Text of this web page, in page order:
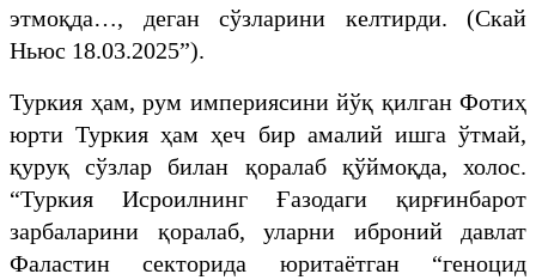
этмоқда…, деган сўзларини келтирди. (Скай
Ньюс 18.03.2025”).
Туркия ҳам, рум империясини йўқ қилган Фотиҳ
юрти Туркия ҳам ҳеч бир амалий ишга ўтмай,
қуруқ сўзлар билан қоралаб қўймоқда, холос.
“Туркия Исроилнинг Ғазодаги қирғинбарот
зарбаларини қоралаб, уларни иброний давлат
Фаластин секторида юритаётган “геноцид